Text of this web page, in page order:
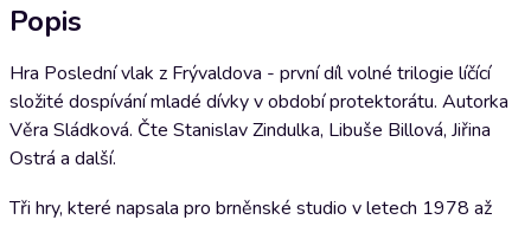
Popis
Hra Poslední vlak z Frývaldova - první díl volné trilogie líčící
složité dospívání mladé dívky v období protektorátu. Autorka
Věra Sládková. Čte Stanislav Zindulka, Libuše Billová, Jiřina
Ostrá a další.
Tři hry, které napsala pro brněnské studio v letech 1978 až